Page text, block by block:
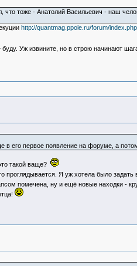
тоже - Анатолий Васильевич - наш
http://quantmag.ppole.ru/forum/
Уж извините, но в строю начинают
в его первое появление на форуме, а
такой ваще?
проглядывается. Я уж хотела было
помечена, ну и ещё новые находки -